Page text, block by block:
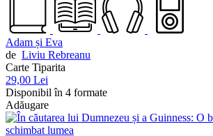
Adam și Eva
de Liviu Rebreanu
Carte Tiparita
29,00 Lei
Disponibil în 4 formate
Adăugare